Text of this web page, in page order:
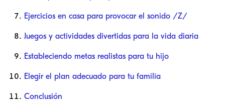
Ejercicios en casa para provocar el sonido /Z/
Juegos y actividades divertidas para la vida diaria
Estableciendo metas realistas para tu hijo
Elegir el plan adecuado para tu familia
Conclusión